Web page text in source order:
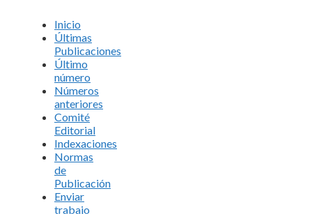
Inicio
Últimas
Publicaciones
Último
número
Números
anteriores
Comité
Editorial
Indexaciones
Normas
de
Publicación
Enviar
trabajo